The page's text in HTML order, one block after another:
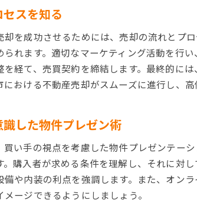
スを知る
を成功させるためには、売却の流れとプ
れます。適切なマーケティング活動を行
経て、売買契約を締結します。最終的に
おける不動産売却がスムーズに進行し、高
した物件プレゼン術
買い手の視点を考慮した物件プレゼンテー
。購入者が求める条件を理解し、それに対
や内装の利点を強調します。また、オン
ージできるようにしましょう。